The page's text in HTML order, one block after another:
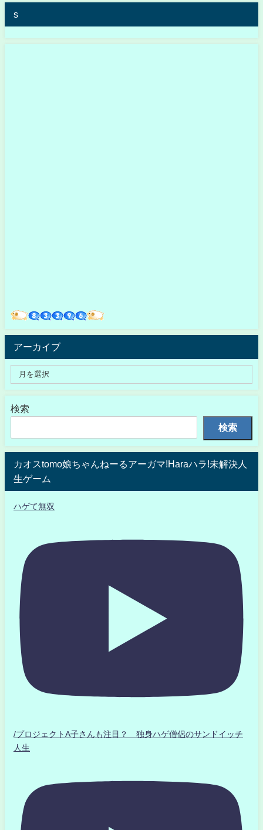
s
アーカイブ
検索
検索
カオスtomo娘ちゃんねーるアーガマ!Haraハラ!未解決人
生ゲーム
ハゲて無双
/プロジェクトA子さんも注目？ 独身ハゲ僧侶のサンドイッチ
人生